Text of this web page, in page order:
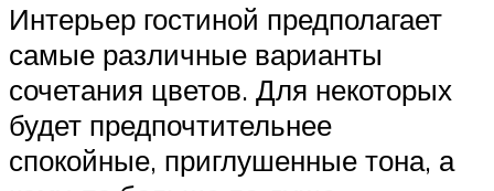
Интерьер гостиной предполагает
самые различные варианты
сочетания цветов. Для некоторых
будет предпочтительнее
спокойные, приглушенные тона, а